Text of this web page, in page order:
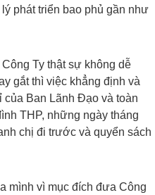
phát triển bao phủ gần như
Ty thật sự không dễ
gắt thì việc khẳng định và
Ban Lãnh Đạo và toàn
THP, những ngày tháng
chị đi trước và quyển sách
mình vì mục đích đưa Công